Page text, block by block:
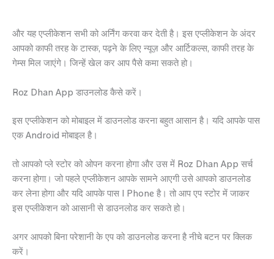
और यह एप्लीकेशन सभी को अर्निंग करवा कर देती है। इस एप्लीकेशन के अंदर
आपको काफी तरह के टास्क, पढ़ने के लिए न्यूज़ और आर्टिकल्स, काफी तरह के
गेम्स मिल जाएंगे। जिन्हें खेल कर आप पैसे कमा सकते हो।
Roz Dhan App डाउनलोड कैसे करें।
इस एप्लीकेशन को मोबाइल में डाउनलोड करना बहुत आसान है। यदि आपके पास
एक Android मोबाइल है।
तो आपको प्ले स्टोर को ओपन करना होगा और उस में Roz Dhan App सर्च
करना होगा। जो पहले एप्लीकेशन आपके सामने आएगी उसे आपको डाउनलोड
कर लेना होगा और यदि आपके पास I Phone है। तो आप एप स्टोर में जाकर
इस एप्लीकेशन को आसानी से डाउनलोड कर सकते हो।
अगर आपको बिना परेशानी के एप को डाउनलोड करना है नीचे बटन पर क्लिक
करें।